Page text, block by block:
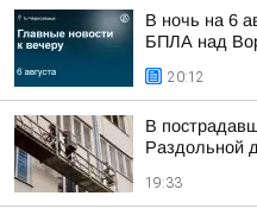
В ночь на 6
БПЛА над
20:12
В
Раздольной
19:33